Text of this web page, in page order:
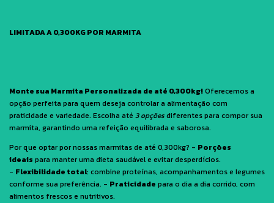
LIMITADA A 0,300KG POR MARMITA
Monte sua Marmita Personalizada de até 0,300kg!Oferecemos a
opção perfeita para quem deseja controlar a alimentação com
praticidade e variedade. Escolha até 3 opçõesdiferentes para compor sua
marmita, garantindo uma refeição equilibrada e saborosa.
Por que optar por nossas marmitas de até 0,300kg? - Porções
ideais para manter uma dieta saudável e evitar desperdícios.
- Flexibilidade total: combine proteínas, acompanhamentos e legumes
conforme sua preferência. - Praticidade para o dia a dia corrido, com
alimentos frescos e nutritivos.